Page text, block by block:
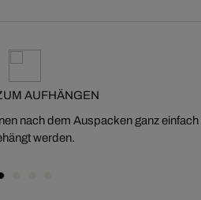
AUFHÄNGEN
nach dem Auspacken ganz einfach
werden.